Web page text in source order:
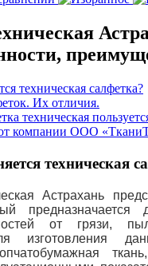
техническая салфетка?
Их отличия.
техническая
от компании ООО
техническая
Астрахань
предназначается
от грязи,
изготовления